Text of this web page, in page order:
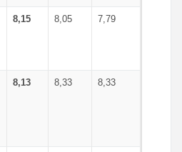
8,15 8,05 7,79
8,13 8,33 8,33